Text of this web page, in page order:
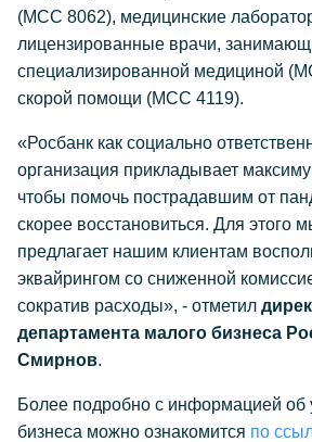
(MCC 8062), медицинские
лицензированные врачи,
специализированной медициной
скорой помощи (MCC 4119).
«Росбанк как социально
организация прикладывает
чтобы помочь пострадавшим от
скорее восстановиться. Для этого
предлагает нашим клиентам
эквайрингом со сниженной
сократив расходы», - отметил
департамента малого бизнеса
Смирнов.
Более подробно с информацией об
бизнеса можно ознакомится по